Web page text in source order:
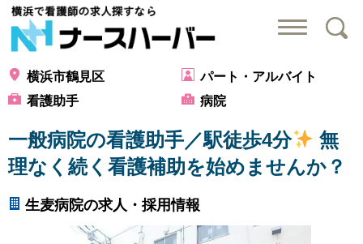
横浜市鶴見区
パート・アルバイト
看護助手
病院
一般病院の看護助手／駅徒歩4分
無
理なく続く看護補助を始めませんか？
生麦病院の求人・採用情報